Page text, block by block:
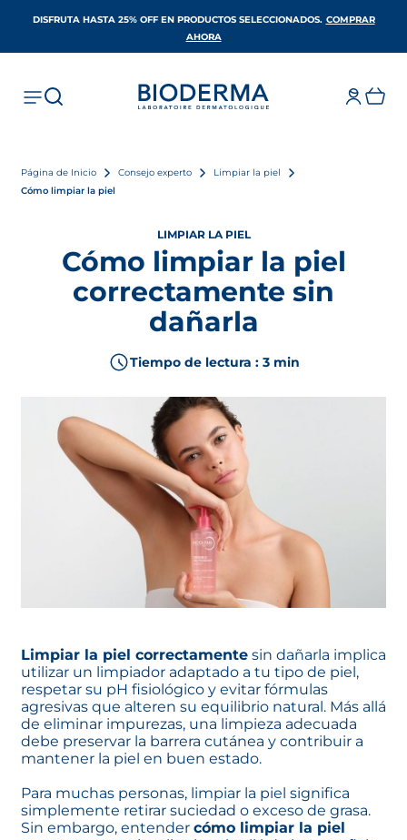
DISFRUTA HASTA 25% OFF EN PRODUCTOS SELECCIONADOS​. COMPRAR
AHORA
Página de Inicio Consejo experto
Limpiar la piel
Cómo limpiar la piel
LIMPIAR LA PIEL
Cómo limpiar la piel
correctamente sin
dañarla
Tiempo de lectura : 3 min
Limpiar la piel correctamente sin dañarla implica
utilizar un limpiador adaptado a tu tipo de piel,
respetar su pH fisiológico y evitar fórmulas
agresivas que alteren su equilibrio natural. Más allá
de eliminar impurezas, una limpieza adecuada
debe preservar la barrera cutánea y contribuir a
mantener la piel en buen estado.
Para muchas personas, limpiar la piel significa
simplemente retirar suciedad o exceso de grasa.
Sin embargo, entender cómo limpiar la piel